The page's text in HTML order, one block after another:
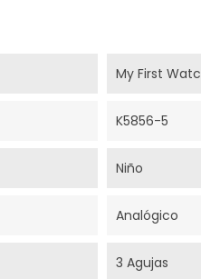
My First
K5856-5
Niño
Analógico
3 Agujas